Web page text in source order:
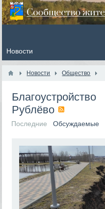
Новости Общество
Благоустройство
Рублёво
Последние Обсуждаемые